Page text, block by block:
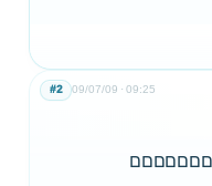
09/07/09 09:25
#2